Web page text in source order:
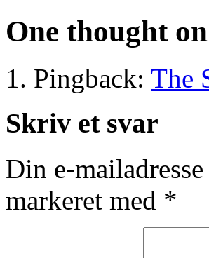
One thought
Pingback: The
Skriv et svar
Din e-
markeret med *